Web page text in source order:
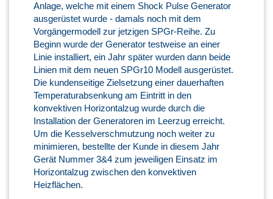
Anlage, welche mit einem Shock Pulse Generator
ausgerüstet wurde - damals noch mit dem
Vorgängermodell zur jetzigen SPGr-Reihe. Zu
Beginn wurde der Generator testweise an einer
Linie installiert, ein Jahr später wurden dann beide
Linien mit dem neuen SPGr10 Modell ausgerüstet.
Die kundenseitige Zielsetzung einer dauerhaften
Temperaturabsenkung am Eintritt in den
konvektiven Horizontalzug wurde durch die
Installation der Generatoren im Leerzug erreicht.
Um die Kesselverschmutzung noch weiter zu
minimieren, bestellte der Kunde in diesem Jahr
Gerät Nummer 3&4 zum jeweiligen Einsatz im
Horizontalzug zwischen den konvektiven
Heizflächen.